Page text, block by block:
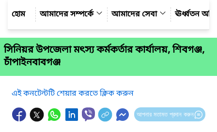
আমাদের সম্পর্কে
আমাদের সেবা ঊর্ধ্বতন
সিনিয়র উপজেলা মৎস্য কর্মকর্তার কার্যালয়, শিবগঞ্জ,
চাঁপাইনবাবগঞ্জ
এই কনটেন্টটি শেয়ার করতে ক্লিক করুন
আপনার মতামত প্রদান করুন